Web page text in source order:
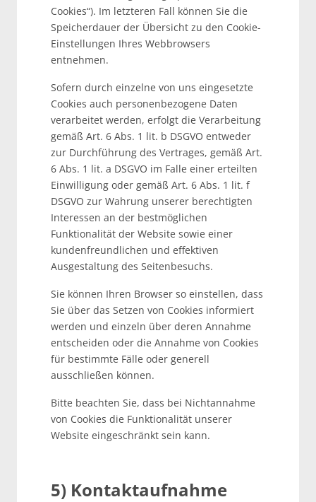
Cookies“). Im letzteren Fall können Sie die
Speicherdauer der Übersicht zu den Cookie-
Einstellungen Ihres Webbrowsers
entnehmen.
Sofern durch einzelne von uns eingesetzte
Cookies auch personenbezogene Daten
verarbeitet werden, erfolgt die Verarbeitung
gemäß Art. 6 Abs. 1 lit. b DSGVO entweder
zur Durchführung des Vertrages, gemäß Art.
6 Abs. 1 lit. a DSGVO im Falle einer erteilten
Einwilligung oder gemäß Art. 6 Abs. 1 lit. f
DSGVO zur Wahrung unserer berechtigten
Interessen an der bestmöglichen
Funktionalität der Website sowie einer
kundenfreundlichen und effektiven
Ausgestaltung des Seitenbesuchs.
Sie können Ihren Browser so einstellen, dass
Sie über das Setzen von Cookies informiert
werden und einzeln über deren Annahme
entscheiden oder die Annahme von Cookies
für bestimmte Fälle oder generell
ausschließen können.
Bitte beachten Sie, dass bei Nichtannahme
von Cookies die Funktionalität unserer
Website eingeschränkt sein kann.
5) Kontaktaufnahme